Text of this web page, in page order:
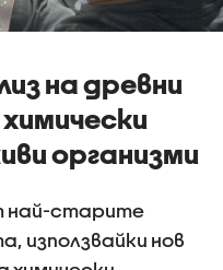
на древни
организми
най-старите
използвайки нов